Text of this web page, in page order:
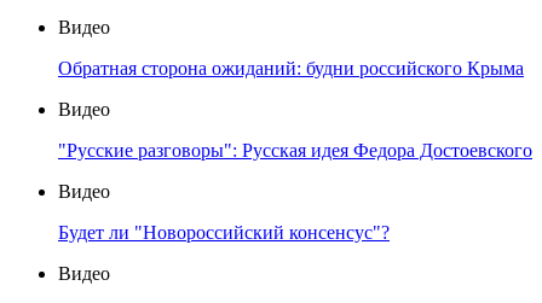
Видео
Обратная сторона ожиданий: будни российского Крыма
Видео
"Русские разговоры": Русская идея Федора Достоевского
Видео
Будет ли "Новороссийский консенсус"?
Видео